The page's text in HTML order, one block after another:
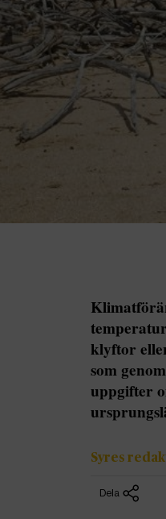
klyftor
som
uppgifter
Syres
Dela